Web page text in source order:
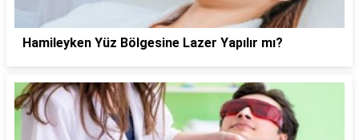
Hamileyken Yüz Bölgesine Lazer Yapılır mı?